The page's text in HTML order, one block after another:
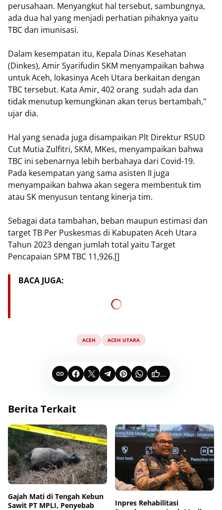
perusahaan. Menyangkut hal tersebut, sambungnya,
ada dua hal yang menjadi perhatian pihaknya yaitu
TBC dan imunisasi.
Dalam kesempatan itu, Kepala Dinas Kesehatan
(Dinkes), Amir Syarifudin SKM menyampaikan bahwa
untuk Aceh, lokasinya Aceh Utara berkaitan dengan
TBC tersebut. Kata Amir, 402 orang sudah ada dan
tidak menutup kemungkinan akan terus bertambah,"
ujar dia.
Hal yang senada juga disampaikan Plt Direktur RSUD
Cut Mutia Zulfitri, SKM, MKes, menyampaikan bahwa
TBC ini sebenarnya lebih berbahaya dari Covid-19.
Pada kesempatan yang sama asisten II juga
menyampaikan bahwa akan segera membentuk tim
atau SK menyusun tentang kinerja tim.
Sebagai data tambahan, beban maupun estimasi dan
target TB Per Puskesmas di Kabupaten Aceh Utara
Tahun 2023 dengan jumlah total yaitu Target
Pencapaian SPM TBC 11,926.[]
BACA JUGA:
ACEH ACEH UTARA
...
Berita Terkait
Gajah Mati di Tengah Kebun
Sawit PT MPLI, Penyebab
Inpres Rehabilitasi